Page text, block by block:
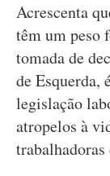
Acrescenta
têm um peso
tomada de
de Esquerda,
legislação
atropelos à